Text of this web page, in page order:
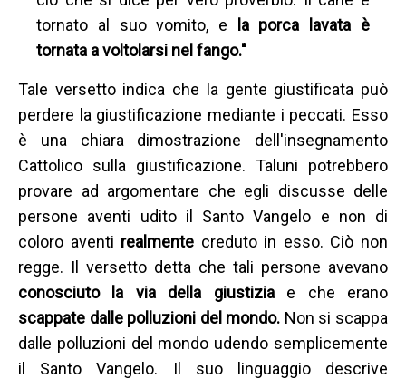
tornato al suo vomito, e la porca lavata è
tornata a voltolarsi nel fango."
Tale versetto indica che la gente giustificata può
perdere la giustificazione mediante i peccati. Esso
è una chiara dimostrazione dell'insegnamento
Cattolico sulla giustificazione. Taluni potrebbero
provare ad argomentare che egli discusse delle
persone aventi udito il Santo Vangelo e non di
coloro aventi realmente creduto in esso. Ciò non
regge. Il versetto detta che tali persone avevano
conosciuto la via della giustiziae che erano
scappate dalle polluzioni del mondo. Non si scappa
dalle polluzioni del mondo udendo semplicemente
il Santo Vangelo. Il suo linguaggio descrive